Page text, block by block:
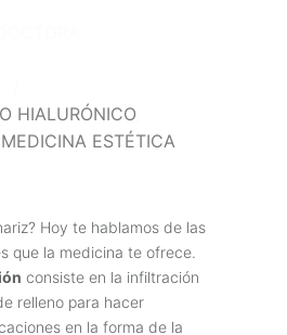
HIALURÓNICO
MEDICINA ESTÉTICA
Hoy te hablamos de las
que la medicina te ofrece.
consiste en la infiltración
relleno para hacer
en la forma de la